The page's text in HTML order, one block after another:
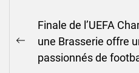
de
l’article
Previous
post:
Finale de l’UEFA
une Brasserie offre
passionnés de